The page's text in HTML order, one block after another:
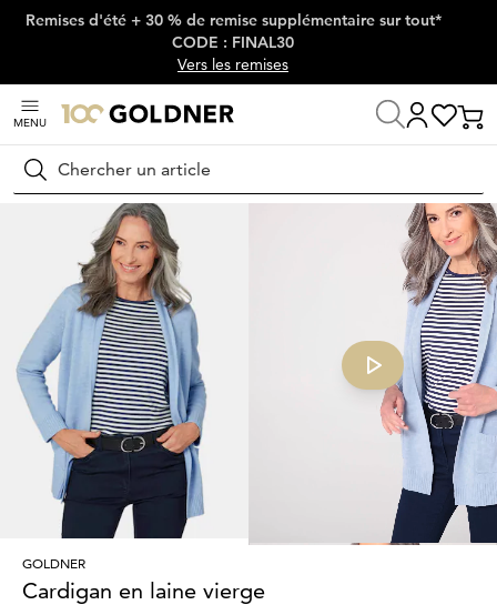
Passer la navigation, aller directement au contenu
Remises d'été + 30 % de remise supplémentaire sur tout*
CODE : FINAL30
Vers les remises
MENU
Rechercher
Maison Mode femme Tricots & pulls
GOLDNER
Cardigan en laine vierge